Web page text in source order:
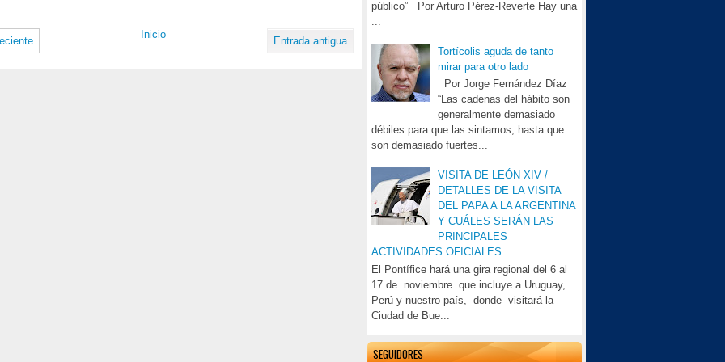
público” Por Arturo Pérez-Reverte Hay una
Tortícolis aguda de tanto
mirar para otro lado
Por Jorge Fernández Díaz
“Las cadenas del hábito son
generalmente demasiado
débiles para que las sintamos, hasta que
son demasiado fuertes...
VISITA DE LEÓN XIV /
DETALLES DE LA VISITA
DEL PAPA A LA ARGENTINA
Y CUÁLES SERÁN LAS
PRINCIPALES
ACTIVIDADES OFICIALES
El Pontífice hará una gira regional del 6 al
17 de noviembre que incluye a Uruguay,
Perú y nuestro país, donde visitará la
Ciudad de Bue...
SEGUIDORES
Entrada antigua
Inicio